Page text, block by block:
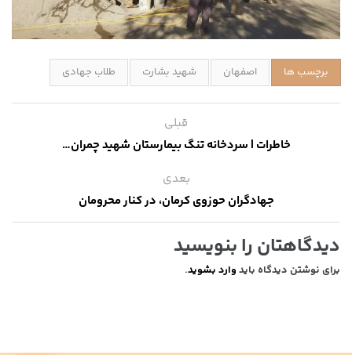
برچسب ها اصفهان شهید بشارت طلاب جهادی
قبلی
خاطرات | سردخانه تنگ بیمارستان شهید چمران…
بعدی
جهادگران حوزوی کرمان، در کنار محرومان
دیدگاهتان را بنویسید
برای نوشتن دیدگاه باید وارد بشوید.